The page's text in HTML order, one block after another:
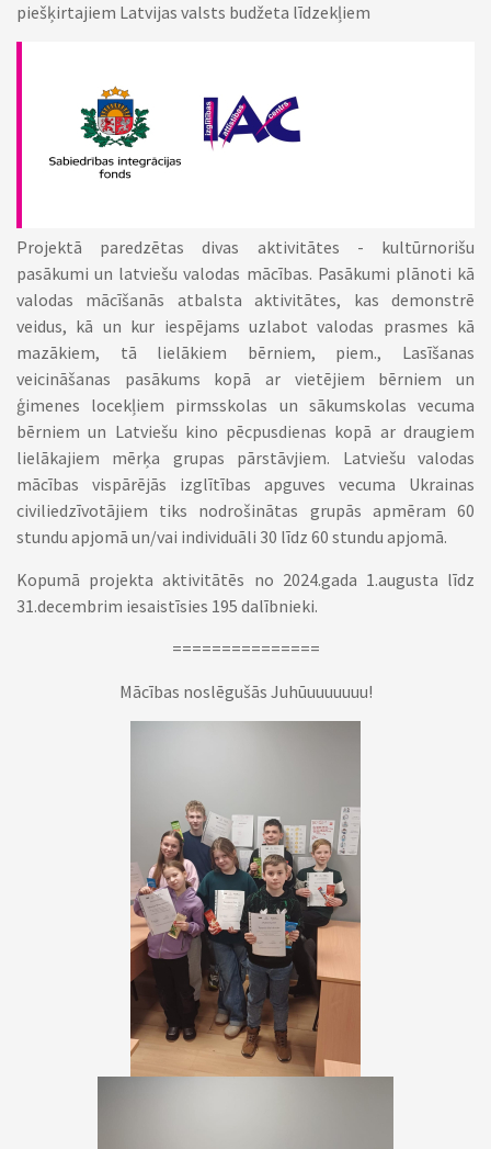
piešķirtajiem Latvijas valsts budžeta līdzekļiem
Projektā paredzētas divas aktivitātes - kultūrnorišu
pasākumi un latviešu valodas mācības. Pasākumi plānoti kā
valodas mācīšanās atbalsta aktivitātes, kas demonstrē
veidus, kā un kur iespējams uzlabot valodas prasmes kā
mazākiem, tā lielākiem bērniem, piem., Lasīšanas
veicināšanas pasākums kopā ar vietējiem bērniem un
ģimenes locekļiem pirmsskolas un sākumskolas vecuma
bērniem un Latviešu kino pēcpusdienas kopā ar draugiem
lielākajiem mērķa grupas pārstāvjiem. Latviešu valodas
mācības vispārējās izglītības apguves vecuma Ukrainas
civiliedzīvotājiem tiks nodrošinātas grupās apmēram 60
stundu apjomā un/vai individuāli 30 līdz 60 stundu apjomā.
Kopumā projekta aktivitātēs no 2024.gada 1.augusta līdz
31.decembrim iesaistīsies 195 dalībnieki.
===============
Mācības noslēgušās Juhūuuuuuuu!